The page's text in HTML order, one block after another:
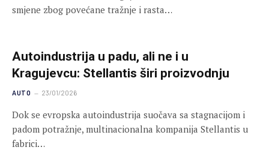
smjene zbog povećane tražnje i rasta…
Autoindustrija u padu, ali ne i u
Kragujevcu: Stellantis širi proizvodnju
AUTO 23/01/2026
Dok se evropska autoindustrija suočava sa stagnacijom i
padom potražnje, multinacionalna kompanija Stellantis u
fabrici…